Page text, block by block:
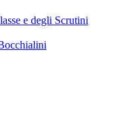
e degli Scrutini